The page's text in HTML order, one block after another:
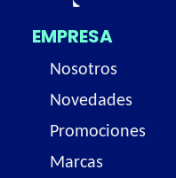
EMPRESA
Nosotros
Novedades
Promociones
Marcas